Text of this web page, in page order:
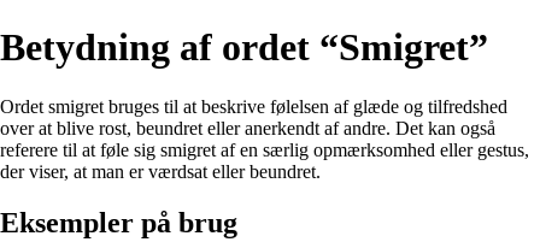
Betydning af ordet “Smigret”
Ordet smigret bruges til at beskrive følelsen af glæde og tilfredshed
over at blive rost, beundret eller anerkendt af andre. Det kan også
referere til at føle sig smigret af en særlig opmærksomhed eller gestus,
der viser, at man er værdsat eller beundret.
Eksempler på brug